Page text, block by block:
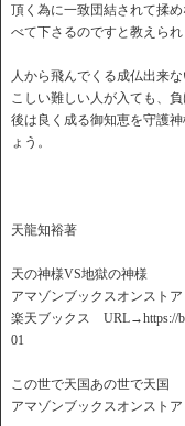
頂く為に一致団結されて揉
べて下さるのですと教えられ
人から飛んでくる成仏出来
こしい難しい人が入ても、
後は良く成る御知恵を守護
ょう。
天龍知裕著
天の神様VS地獄の神様
アマゾンブックスオンスト
楽天ブックス URL→https://
01
この世で天国あの世で天国
アマゾンブックスオンストア